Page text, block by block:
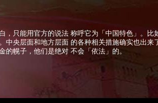
只能用官方的说法 称呼它为「中国特色」。比
央层面和地方层面 的各种相关措施确实也出
幌子，他们是绝对 不会「依法」的。